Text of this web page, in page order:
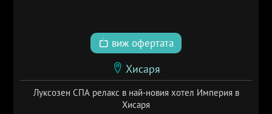
виж офертата
Хисаря
Луксозен СПА релакс в най-новия хотел Империя в
Хисаря